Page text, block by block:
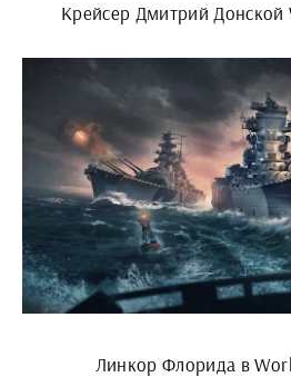
Крейсер Дмитрий Донской
Линкор Флорида в